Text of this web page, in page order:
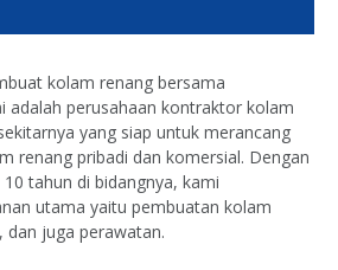
kolam renang bersama
adalah perusahaan kontraktor kolam
yang siap untuk merancang
renang pribadi dan komersial. Dengan
tahun di bidangnya, kami
utama yaitu pembuatan kolam
dan juga perawatan.